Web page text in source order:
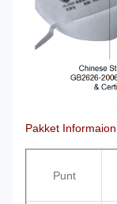
Pakket Informaion
Punt